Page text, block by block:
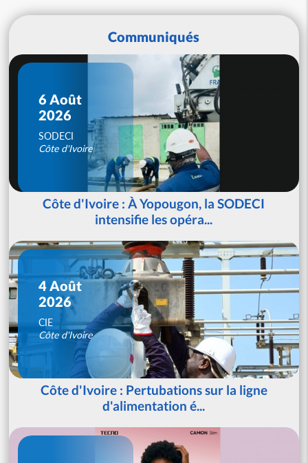
Communiqués
6 Août
2026
SODECI
Côte d'Ivoire
Côte d'Ivoire : À Yopougon, la SODECI
intensifie les opéra...
4 Août
2026
CIE
Côte d'Ivoire
Côte d'Ivoire : Pertubations sur la ligne
d'alimentation é...